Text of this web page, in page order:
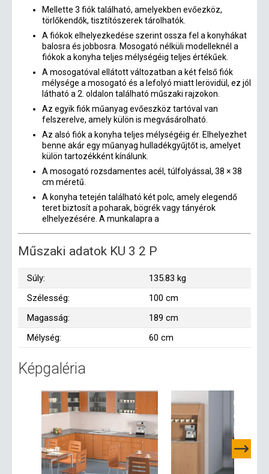
Mellette 3 fiók található, amelyekben evőezköz,
törlőkendők, tisztítószerek tárolhatók.
A fiókok elhelyezkedése szerint ossza fel a konyhákat
balosra és jobbosra. Mosogató nélküli modelleknél a
fiókok a konyha teljes mélységéig teljes értékűek.
A mosogatóval ellátott változatban a két felső fiók
mélysége a mosogató és a lefolyó miatt lerövidül, ez jól
látható a 2. oldalon található műszaki rajzokon.
Az egyik fiók műanyag evőeszköz tartóval van
felszerelve, amely külön is megvásárolható.
Az alsó fiók a konyha teljes mélységéig ér. Elhelyezhet
benne akár egy műanyag hulladékgyűjtőt is, amelyet
külön tartozékként kínálunk.
A mosogató rozsdamentes acél, túlfolyással, 38 × 38
cm méretű.
A konyha tetején található két polc, amely elegendő
teret biztosít a poharak, bögrék vagy tányérok
elhelyezésére. A munkalapra a
Műszaki adatok KU 3 2 P
Súly:
135.83 kg
Szélesség:
100 cm
Magasság:
189 cm
Mélység:
60 cm
Képgaléria